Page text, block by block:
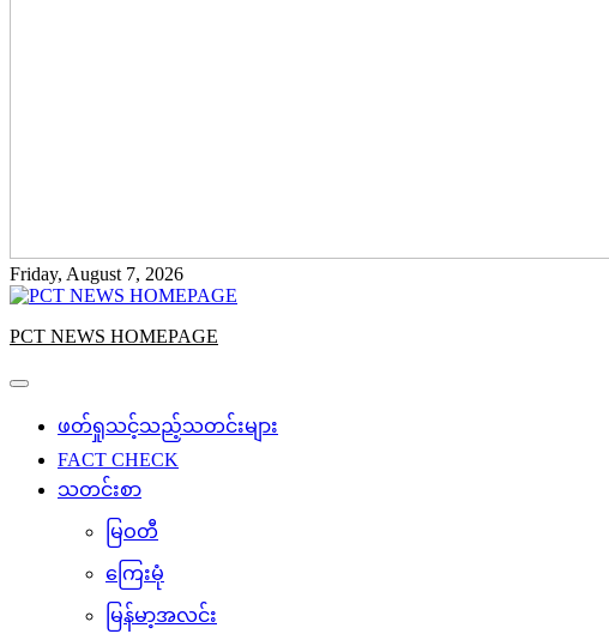
Friday, August 7, 2026
PCT NEWS HOMEPAGE
ဖတ်ရှုသင့်သည့်သတင်းများ
FACT CHECK
သတင်းစာ
မြဝတီ
ကြေးမုံ
မြန်မာ့အလင်း